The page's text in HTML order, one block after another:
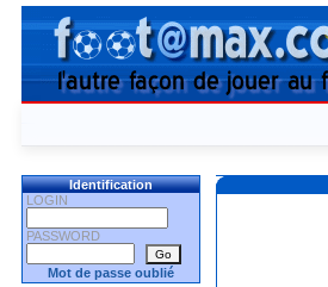
Identification
LOGIN
PASSWORD
Mot de passe oublié